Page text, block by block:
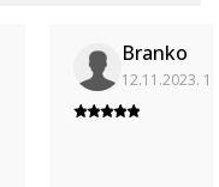
Branko
12.11.2023.